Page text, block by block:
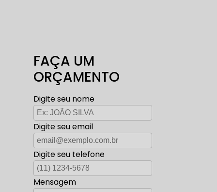
FAÇA UM
ORÇAMENTO
Digite seu nome
Digite seu email
Digite seu telefone
Mensagem